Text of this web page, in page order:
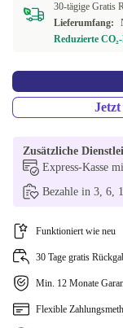
30-tägige Gratis
Lieferumfang:
Reduzierte
Jetzt
Zusätzliche
Express-Kasse
Bezahle in 3, 6,
Funktioniert wie neu
30 Tage gratis
Min. 12 Monate
Flexible